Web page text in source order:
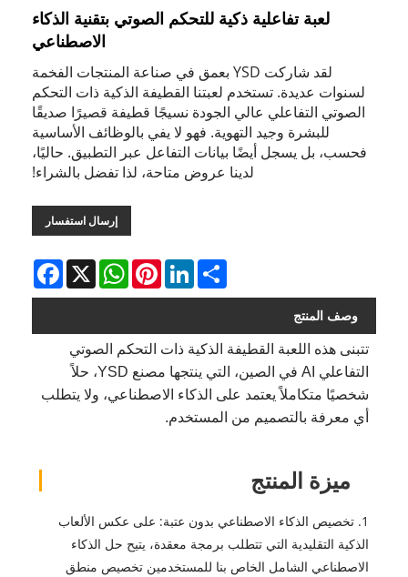
لعبة تفاعلية ذكية للتحكم الصوتي بتقنية الذكاء
الاصطناعي
لقد شاركت YSD بعمق في صناعة المنتجات الفخمة
لسنوات عديدة. تستخدم لعبتنا القطيفة الذكية ذات التحكم
الصوتي التفاعلي عالي الجودة نسيجًا قطيفة قصيرًا صديقًا
للبشرة وجيد التهوية. فهو لا يفي بالوظائف الأساسية
فحسب، بل يسجل أيضًا بيانات التفاعل عبر التطبيق. حاليًا،
لدينا عروض متاحة، لذا تفضل بالشراء!
إرسال استفسار
Facebook X
WhatsAppPinterestLinkedInShare
وصف المنتج
تتبنى هذه اللعبة القطيفة الذكية ذات التحكم الصوتي
التفاعلي AI في الصين، التي ينتجها مصنع YSD، حلاً
شخصيًا متكاملاً يعتمد على الذكاء الاصطناعي، ولا يتطلب
أي معرفة بالتصميم من المستخدم.
ميزة المنتج
1. تخصيص الذكاء الاصطناعي بدون عتبة: على عكس الألعاب
الذكية التقليدية التي تتطلب برمجة معقدة، يتيح حل الذكاء
الاصطناعي الشامل الخاص بنا للمستخدمين تخصيص منطق